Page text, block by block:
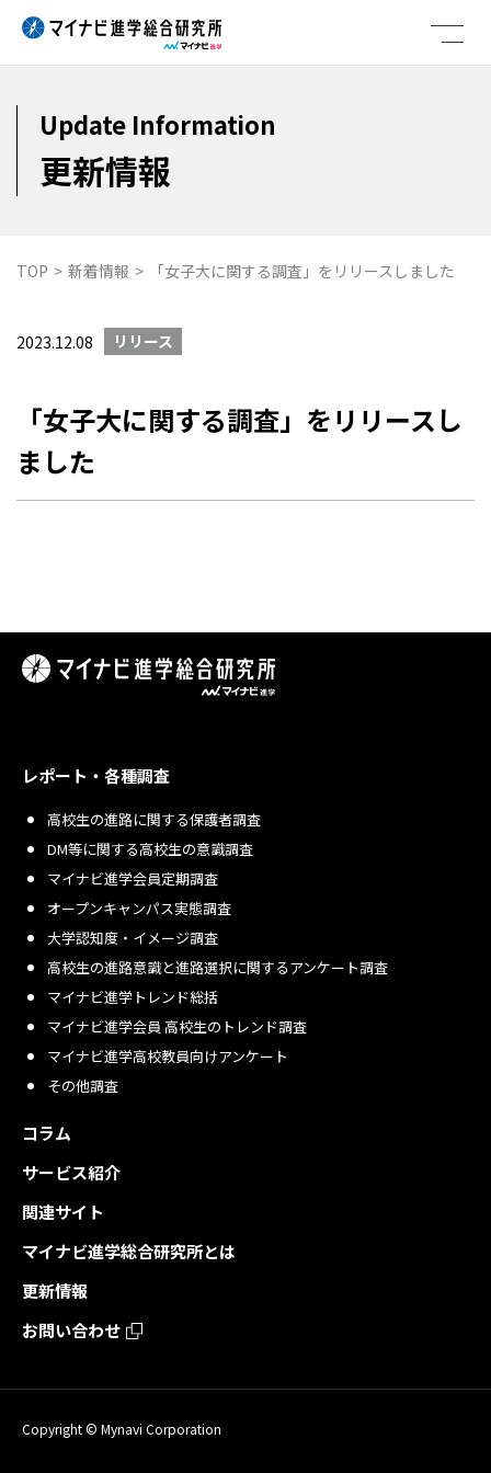
Update Information
更新情報
TOP > 新着情報 > 「女子大に関する調査」をリリースしました
リリース
2023.12.08
「女子大に関する調査」をリリースし
ました
レポート・各種調査
高校生の進路に関する保護者調査
DM等に関する高校生の意識調査
マイナビ進学会員定期調査
オープンキャンパス実態調査
大学認知度・イメージ調査
高校生の進路意識と進路選択に関するアンケート調査
マイナビ進学トレンド総括
マイナビ進学会員 高校生のトレンド調査
マイナビ進学高校教員向けアンケート
その他調査
コラム
サービス紹介
関連サイト
マイナビ進学総合研究所とは
更新情報
お問い合わせ
Copyright © Mynavi Corporation